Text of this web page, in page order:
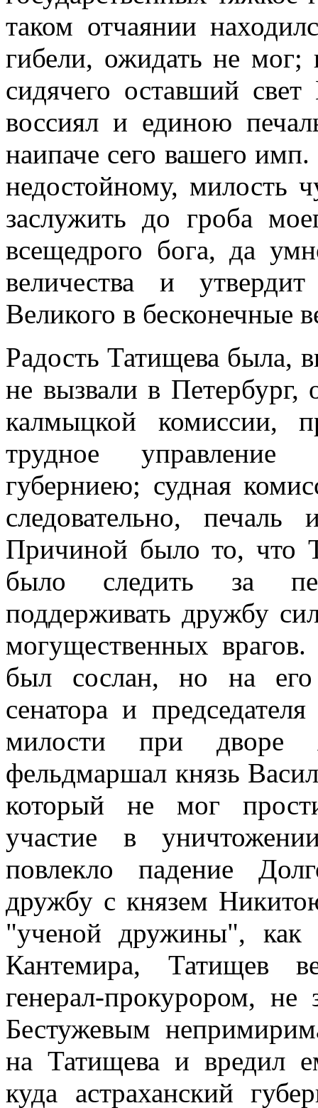
таком отчаянии
гибели, ожидать не
сидячего оставший
воссиял и единою
наипаче сего вашего
недостойному, милость
заслужить до гроба
всещедрого бога, да
величества и
Великого в бесконечные
Радость Татищева была,
не вызвали в Петербург,
калмыцкой комиссии,
трудное управление
губерниею; судная
следовательно,
Причиной было то, что
было следить за
поддерживать дружбу
могущественных
был сослан, но на
сенатора и
милости при дворе
фельдмаршал князь
который не мог
участие в
повлекло падение
дружбу с князем
"ученой дружины",
Кантемира, Татищев
генерал-прокурором,
Бестужевым
на Татищева и вредил
куда астраханский